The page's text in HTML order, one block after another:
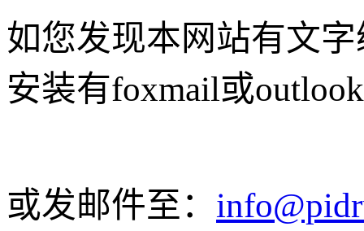
如您发现本网站有文
安装有foxmail或
或发邮件至：